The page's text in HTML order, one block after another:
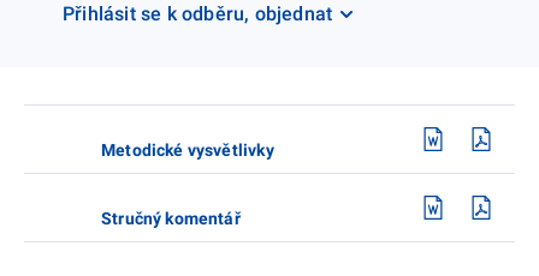
Přihlásit se k odběru, objednat
Metodické vysvětlivky
Stručný komentář